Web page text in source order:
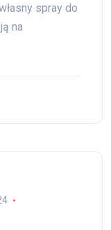
spray do
na